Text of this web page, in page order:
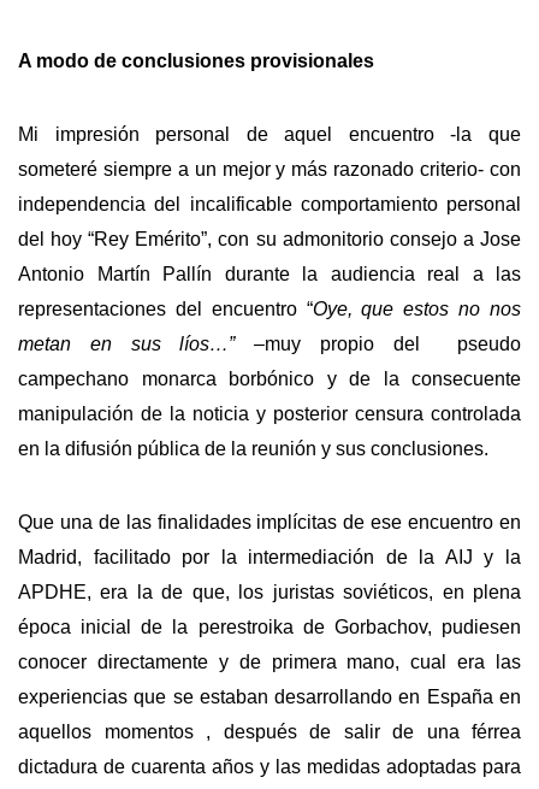
A modo de conclusiones provisionales
Mi impresión personal de aquel encuentro -la que
someteré siempre a un mejor y más razonado criterio- con
independencia del incalificable comportamiento personal
del hoy “Rey Emérito”, con su admonitorio consejo a Jose
Antonio Martín Pallín durante la audiencia real a las
representaciones del encuentro “Oye, que estos no nos
metan en sus líos…” –muy propio del pseudo
campechano monarca borbónico y de la consecuente
manipulación de la noticia y posterior censura controlada
en la difusión pública de la reunión y sus conclusiones.
Que una de las finalidades implícitas de ese encuentro en
Madrid, facilitado por la intermediación de la AIJ y la
APDHE, era la de que, los juristas soviéticos, en plena
época inicial de la perestroika de Gorbachov, pudiesen
conocer directamente y de primera mano, cual era las
experiencias que se estaban desarrollando en España en
aquellos momentos , después de salir de una férrea
dictadura de cuarenta años y las medidas adoptadas para